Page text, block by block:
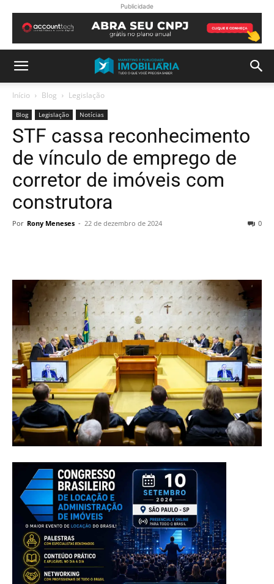
Publicidade
Início Blog Legislação
Blog Legislação Notícias
STF cassa reconhecimento
de vínculo de emprego de
corretor de imóveis com
construtora
Por Rony Meneses - 22 de dezembro de 2024 0